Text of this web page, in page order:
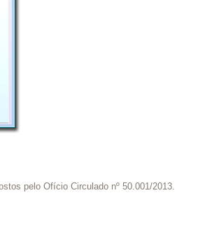
pelo Ofício Circulado nº 50.001/2013.